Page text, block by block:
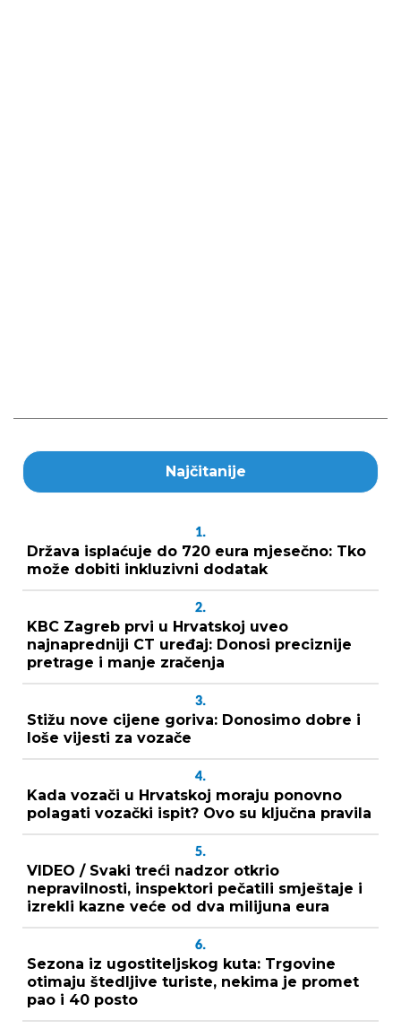
Najčitanije
1.
Država isplaćuje do 720 eura mjesečno: Tko
može dobiti inkluzivni dodatak
2.
KBC Zagreb prvi u Hrvatskoj uveo
najnapredniji CT uređaj: Donosi preciznije
pretrage i manje zračenja
3.
Stižu nove cijene goriva: Donosimo dobre i
loše vijesti za vozače
4.
Kada vozači u Hrvatskoj moraju ponovno
polagati vozački ispit? Ovo su ključna pravila
5.
VIDEO / Svaki treći nadzor otkrio
nepravilnosti, inspektori pečatili smještaje i
izrekli kazne veće od dva milijuna eura
6.
Sezona iz ugostiteljskog kuta: Trgovine
otimaju štedljive turiste, nekima je promet
pao i 40 posto